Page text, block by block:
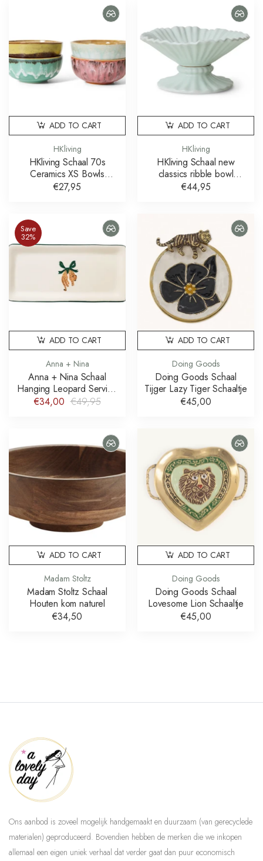
HKliving
HKliving Schaal 70s
Ceramics XS Bowls
Modernist set of 4
€27,95
ADD TO CART
HKliving
HKliving Schaal new
classics ribble bowl
medium mint
€44,95
ADD TO CART
Save
32%
Anna + Nina
Anna + Nina Schaal
Hanging Leopard Serving
Platter
€34,00 €49,95
ADD TO CART
Doing Goods
Doing Goods Schaal
Tijger Lazy Tiger Schaaltje
€45,00
ADD TO CART
Madam Stoltz
Madam Stoltz Schaal
Houten kom naturel
€34,50
ADD TO CART
Doing Goods
Doing Goods Schaal
Lovesome Lion Schaaltje
€45,00
ADD TO CART
Ons aanbod is zoveel mogelijk handgemaakt en duurzaam (van gerecyclede
materialen) geproduceerd. Bovendien hebben de merken die we inkopen
allemaal een eigen uniek verhaal dat verder gaat dan puur economisch